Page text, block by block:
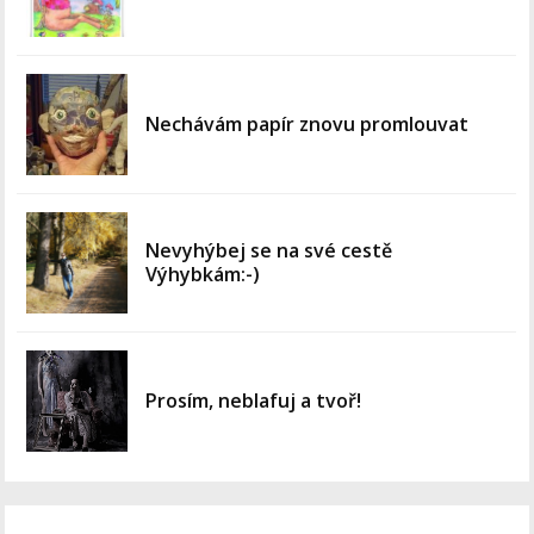
Nechávám papír znovu promlouvat
Nevyhýbej se na své cestě
Výhybkám:-)
Prosím, neblafuj a tvoř!